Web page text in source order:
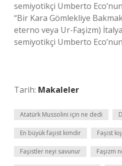
semiyotikçi Umberto
“Bir Kara Gömlekliye
eterno veya Ur-Faşizm)
semiyotikçi Umberto
Tarih: Makaleler
Atatürk Mussolini için ne dedi
En büyük faşist kimdir Faşist
Faşistler neyi savunur Faşizm